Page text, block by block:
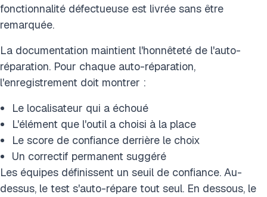
fonctionnalité défectueuse est livrée sans être
remarquée.
La documentation maintient l'honnêteté de l'auto-
réparation. Pour chaque auto-réparation,
l'enregistrement doit montrer :
Le localisateur qui a échoué
L'élément que l'outil a choisi à la place
Le score de confiance derrière le choix
Un correctif permanent suggéré
Les équipes définissent un seuil de confiance. Au-
dessus, le test s'auto-répare tout seul. En dessous, le